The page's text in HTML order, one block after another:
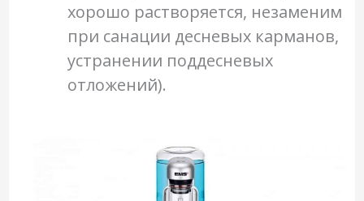
хорошо растворяется, незаменим
при санации десневых карманов,
устранении поддесневых
отложений).